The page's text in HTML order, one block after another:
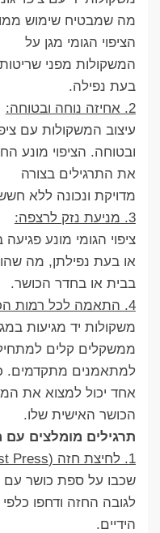
מה שמבטיח שימוש
הציפוי הגומי מגן על
המשקולות מפני
בעת נפילה.
2. אחיזה נוחה ובטוחה:
עיצוב המשקולות עם
ובטוחה. הציפוי מונע
את התרגילים בצורה
מדויקת ונכונה ללא
3. מניעת נזק לרצפה:
ציפוי הגומי מונע
או בעת נפילתן, מה
בבית או בחדר הכושר.
4. התאמה לכל רמות הכושר:
משקולות יד מגיעות
ממשקלים קלים
למתאמנים מתקדמים.
אחד יכול למצוא את
הכושר האישית שלו.
תרגילים מומלצים
1. לחיצת חזה (Chest Press):
שכבו על ספת כושר עם
לגובה החזה ודחפו
הידיים.